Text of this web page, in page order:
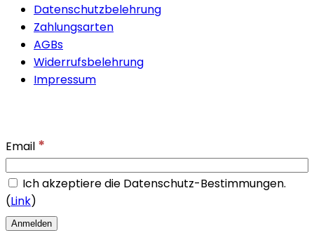
Datenschutzbelehrung
Zahlungsarten
AGBs
Widerrufsbelehrung
Impressum
Email *
Ich akzeptiere die Datenschutz-Bestimmungen.
(Link)